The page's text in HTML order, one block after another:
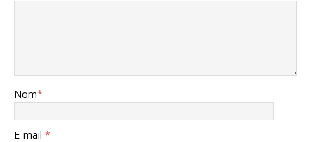
Nom*
E-mail *